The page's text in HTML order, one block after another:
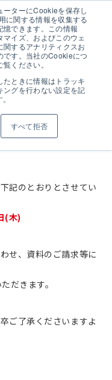
ーターにCookieを保存し
に関する情報を収集する
できます。この情報
イズ、およびこのウェ
するアナリティクスお
です。当社のCookieにつ
ください。
ときに情報はトラッキ
ングを行わない設定を記
すべて拒否
せ
情報
展示会
学校
記のとおりとさせてい
(木)
せ、資料のご請求等に
だきます。
ご了承くださいますよ